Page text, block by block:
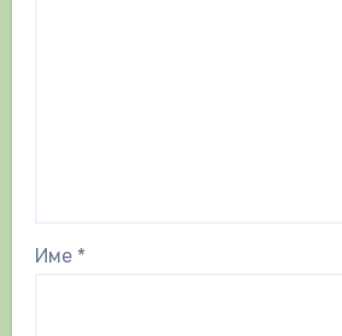
Име *